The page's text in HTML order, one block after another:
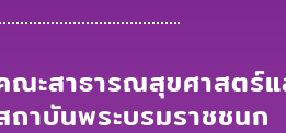
ณะสาธารณสุขศาสตร์แ
ถาบันพระบรมราชชนก